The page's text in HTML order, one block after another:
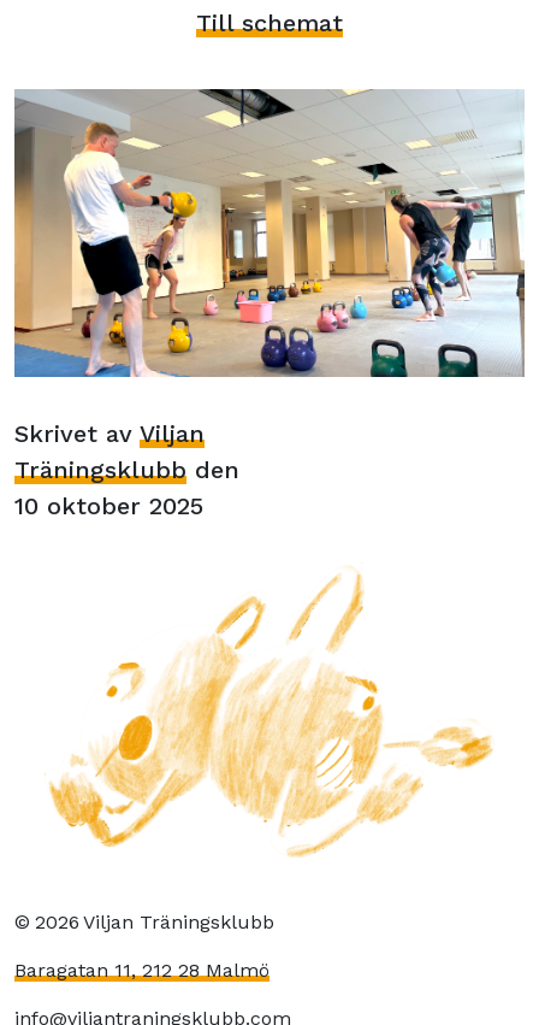
Skrivet av Viljan
Träningsklubb den
10 oktober 2025
Till schemat
© 2026 Viljan Träningsklubb
Baragatan 11, 212 28 Malmö
info@viljantraningsklubb.com